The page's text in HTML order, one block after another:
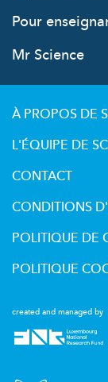
Pour
Mr Science
created and managed by
À PROPOS DE
L'ÉQUIPE DE
CONTACT
CONDITIONS
POLITIQUE DE
POLITIQUE